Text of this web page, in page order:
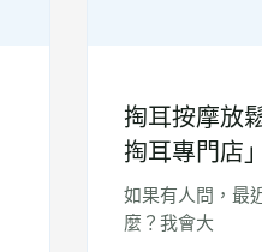
掏耳按摩放
掏耳專門店
義按摩、肩
壓、按摩SPA
如果有人問，最
麼？我會大